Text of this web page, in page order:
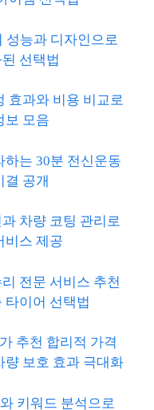
성능과 디자인으로
선택법
효과와 비용 비교로
보 모음
하는 30분 전신운동
결 공개
차량 코팅 관리로
비스 제공
전문 서비스 추천
타이어 선택법
추천 합리적 가격
량 보호 효과 극대화
키워드 분석으로